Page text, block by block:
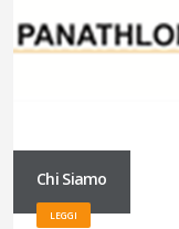
Chi Siamo
LEGGI